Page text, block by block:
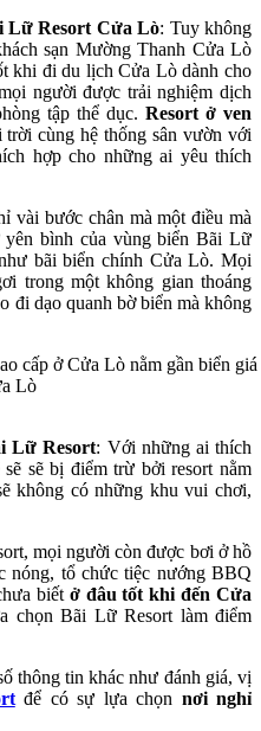
Lữ Resort Cửa Lò: Tuy không
sạn Mường Thanh Cửa Lò
khi đi du lịch Cửa Lò dành cho
người được trải nghiệm dịch
tập thể dục. Resort ở ven
cùng hệ thống sân vườn với
hợp cho những ai yêu thích
vài bước chân mà một điều mà
bình của vùng biển Bãi Lữ
bãi biển chính Cửa Lò. Mọi
trong một không gian thoáng
đi dạo quanh bờ biển mà không
Lữ Resort: Với những ai thích
sẽ bị điểm trừ bởi resort nằm
không có những khu vui chơi,
mọi người còn được bơi ở hồ
nóng, tổ chức tiệc nướng BBQ
biết ở đâu tốt khi đến Cửa
chọn Bãi Lữ Resort làm điểm
thông tin khác như đánh giá, vị
để có sự lựa chọn nơi nghỉ